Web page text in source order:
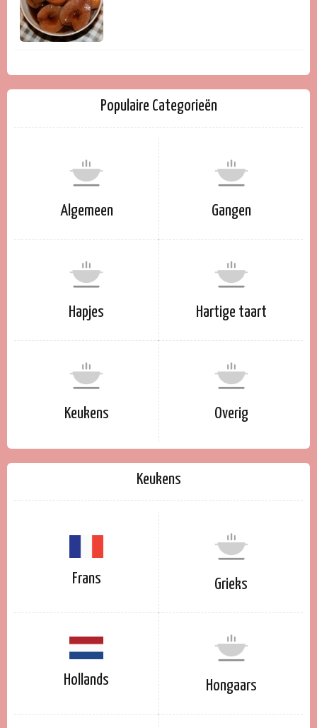
Populaire Categorieën
Algemeen Gangen
Hapjes Hartige taart
Keukens Overig
Keukens
Frans Grieks
Hollands Hongaars